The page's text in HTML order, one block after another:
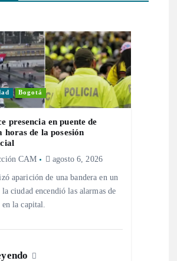
Bogotá
presencia en puente de
horas de la posesión
CAM agosto 6, 2026
aparición de una bandera en un
la ciudad encendió las alarmas de
la capital.